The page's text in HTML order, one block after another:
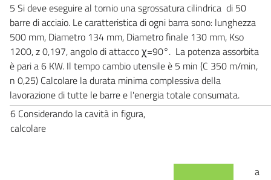
5 Si deve eseguire al tornio una sgrossatura cilindrica di 50
barre di acciaio. Le caratteristica di ogni barra sono: lunghezza
500 mm, Diametro 134 mm, Diametro finale 130 mm, Kso
1200, z 0,197, angolo di attacco ꭓ=90°. La potenza assorbita
è pari a 6 KW. Il tempo cambio utensile è 5 min (C 350 m/min,
n 0,25) Calcolare la durata minima complessiva della
lavorazione di tutte le barre e l'energia totale consumata.
6 Considerando la cavità in figura,
calcolare
a